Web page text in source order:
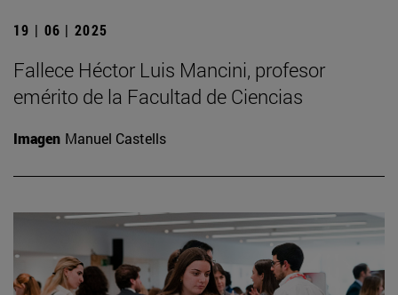
19 | 06 | 2025
Fallece Héctor Luis Mancini, profesor
emérito de la Facultad de Ciencias
Imagen Manuel Castells